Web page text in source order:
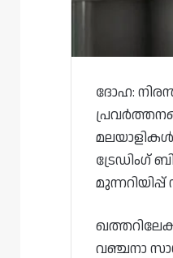
ദോഹ:
ട്രേഡിംഗ്
വഞ്ചനാ